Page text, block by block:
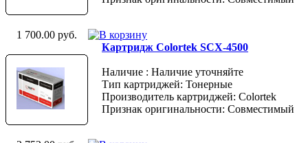
1 700.00 руб.
Картридж Colortek SCX-4500
Наличие : Наличие уточняйте
Тип картриджей: Тонерные
Производитель картриджей: Colortek
Признак оригинальности: Совместимый